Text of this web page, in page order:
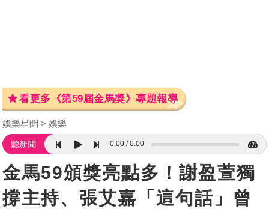
看更多《第59屆金馬獎》專題報導
娛樂星聞 娛樂
聽新聞 0:00 0:00
金馬59頒獎亮點多！謝盈萱獨
撐主持、張艾嘉「這句話」曾